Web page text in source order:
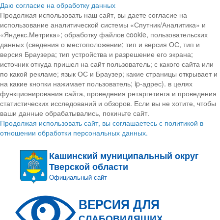
Даю согласие на обработку данных
Продолжая использовать наш сайт, вы даете согласие на
использование аналитической системы «Спутник/Аналитика» и
«Яндекс.Метрика»; обработку файлов cookie, пользовательских
данных (сведения о местоположении; тип и версия ОС, тип и
версия Браузера; тип устройства и разрешение его экрана;
источник откуда пришел на сайт пользователь; с какого сайта или
по какой рекламе; язык ОС и Браузер; какие страницы открывает и
на какие кнопки нажимает пользователь; ip-адрес). в целях
функционирования сайта, проведения ретаргетинга и проведения
статистических исследований и обзоров. Если вы не хотите, чтобы
ваши данные обрабатывались, покиньте сайт.
Продолжая использовать сайт, вы соглашаетесь с политикой в
отношении обработки персональных данных.